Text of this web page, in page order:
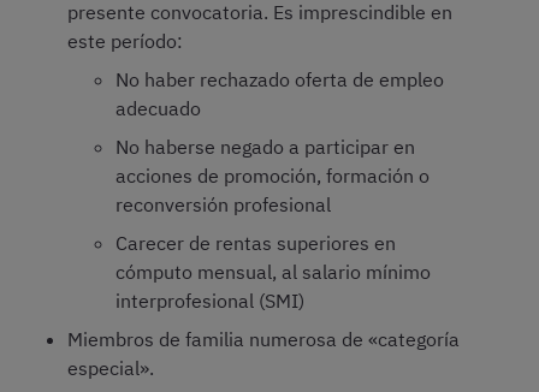
presente convocatoria. Es imprescindible en
este período:
No haber rechazado oferta de empleo
adecuado
No haberse negado a participar en
acciones de promoción, formación o
reconversión profesional
Carecer de rentas superiores en
cómputo mensual, al salario mínimo
interprofesional (SMI)
Miembros de familia numerosa de «categoría
especial».